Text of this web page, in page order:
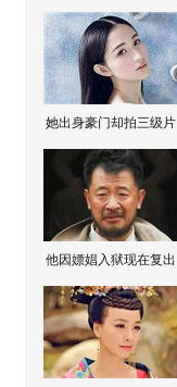
她出身豪门却拍三级片
他因嫖娼入狱现在复出